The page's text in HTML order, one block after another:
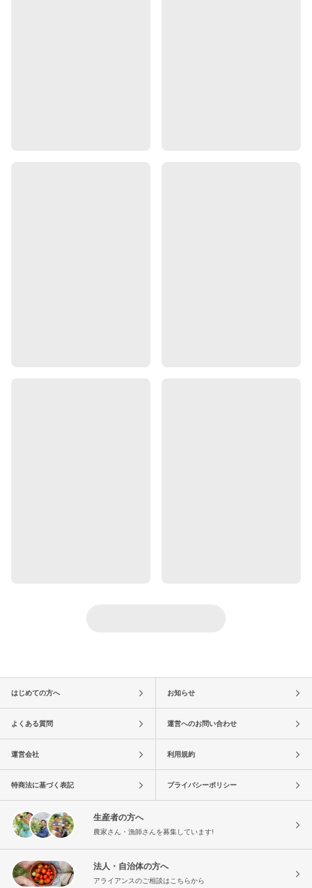
はじめての方へ お知らせ
よくある質問 運営へのお問い合わせ
運営会社 利用規約
特商法に基づく表記 プライバシーポリシー
生産者の方へ
農家さん・漁師さんを募集しています!
法人・自治体の方へ
アライアンスのご相談はこちらから